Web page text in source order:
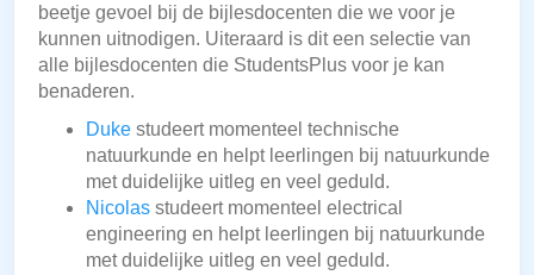
beetje gevoel bij de bijlesdocenten die we voor je
kunnen uitnodigen. Uiteraard is dit een selectie van
alle bijlesdocenten die StudentsPlus voor je kan
benaderen.
Duke studeert momenteel technische
natuurkunde en helpt leerlingen bij natuurkunde
met duidelijke uitleg en veel geduld.
Nicolas studeert momenteel electrical
engineering en helpt leerlingen bij natuurkunde
met duidelijke uitleg en veel geduld.